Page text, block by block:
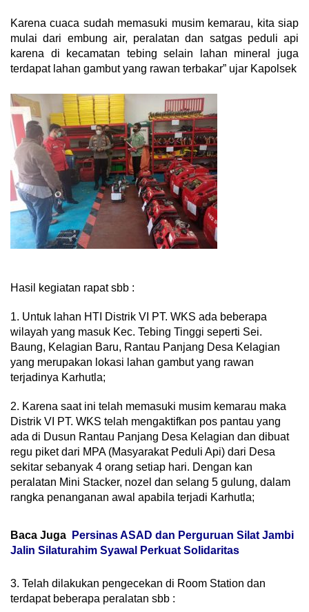
Karena cuaca sudah memasuki musim kemarau, kita siap
mulai dari embung air, peralatan dan satgas peduli api
karena di kecamatan tebing selain lahan mineral juga
terdapat lahan gambut yang rawan terbakar” ujar Kapolsek
Hasil kegiatan rapat sbb :
1. Untuk lahan HTI Distrik VI PT. WKS ada beberapa
wilayah yang masuk Kec. Tebing Tinggi seperti Sei.
Baung, Kelagian Baru, Rantau Panjang Desa Kelagian
yang merupakan lokasi lahan gambut yang rawan
terjadinya Karhutla;
2. Karena saat ini telah memasuki musim kemarau maka
Distrik VI PT. WKS telah mengaktifkan pos pantau yang
ada di Dusun Rantau Panjang Desa Kelagian dan dibuat
regu piket dari MPA (Masyarakat Peduli Api) dari Desa
sekitar sebanyak 4 orang setiap hari. Dengan kan
peralatan Mini Stacker, nozel dan selang 5 gulung, dalam
rangka penanganan awal apabila terjadi Karhutla;
Baca Juga
Persinas ASAD dan Perguruan Silat Jambi
Jalin Silaturahim Syawal Perkuat Solidaritas
3. Telah dilakukan pengecekan di Room Station dan
terdapat beberapa peralatan sbb :